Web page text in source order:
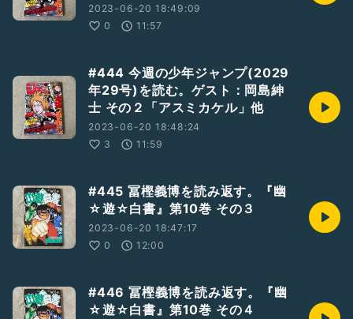
2023-06-20 18:49:09
0
11:57
#444 今週の少年ジャンプ(2029
年29号)を読む。ゲスト：岡島紳
士 その２「アスミカケル」他
2023-06-20 18:48:24
3
11:59
#445 冨樫義博を読み返す。『幽
☆遊☆白書』第10巻 その３
2023-06-20 18:47:17
0
12:00
#446 冨樫義博を読み返す。『幽
☆遊☆白書』第10巻 その４